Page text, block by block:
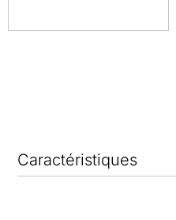
Caractéristiques